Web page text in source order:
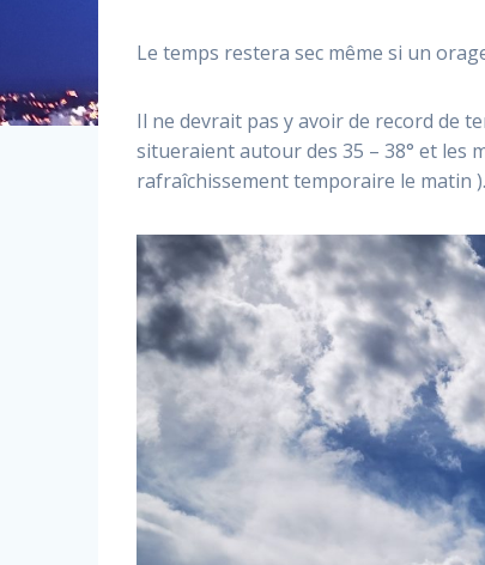
Le temps restera sec même si un
Il ne devrait pas y avoir de record de
situeraient autour des 35 – 38° et les
rafraîchissement temporaire le matin ).